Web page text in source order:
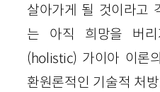
살아가게 될 것이라고
는 아직 희망을 버리
(holistic) 가이아 이론
환원론적인 기술적 처